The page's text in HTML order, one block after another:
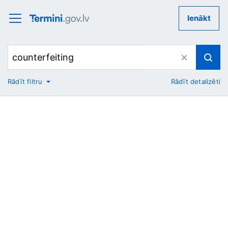
Ienākt
No
Rādīt filtru Rādīt detalizēti